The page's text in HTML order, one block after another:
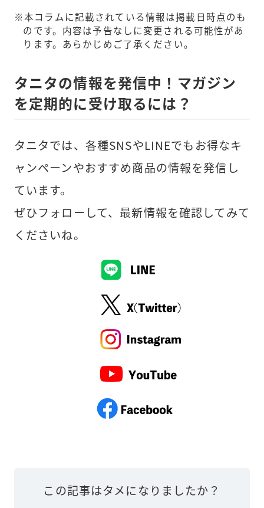
本コラムに記載されている情報は掲載日時点のも
のです。内容は予告なしに変更される可能性があ
ります。あらかじめご了承ください。
タニタの情報を発信中！マガジン
を定期的に受け取るには？
タニタでは、各種SNSやLINEでもお得なキ
ャンペーンやおすすめ商品の情報を発信し
ています。
ぜひフォローして、最新情報を確認してみて
くださいね。
この記事はタメになりましたか？